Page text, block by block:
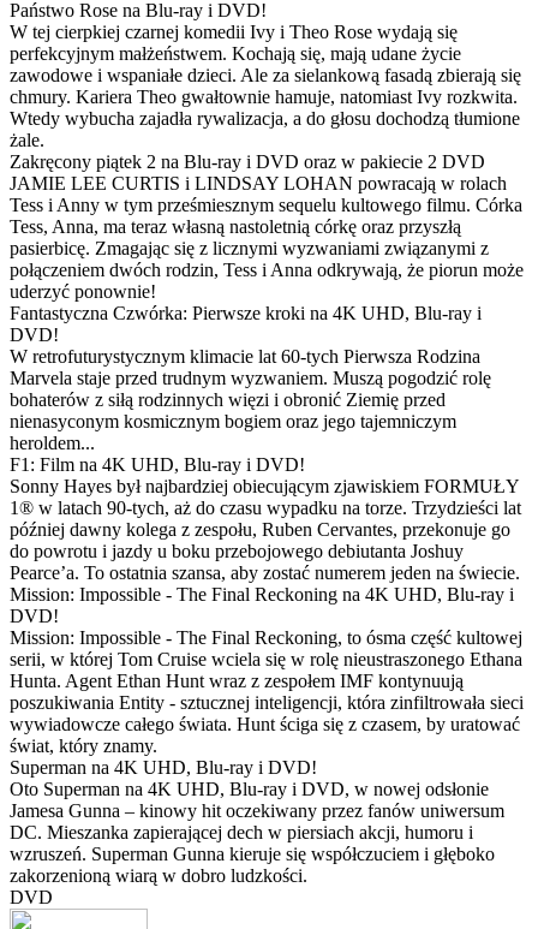
Państwo Rose na Blu-ray i DVD!
W tej cierpkiej czarnej komedii Ivy i Theo Rose wydają się
perfekcyjnym małżeństwem. Kochają się, mają udane życie
zawodowe i wspaniałe dzieci. Ale za sielankową fasadą zbierają się
chmury. Kariera Theo gwałtownie hamuje, natomiast Ivy rozkwita.
Wtedy wybucha zajadła rywalizacja, a do głosu dochodzą tłumione
żale.
Zakręcony piątek 2 na Blu-ray i DVD oraz w pakiecie 2 DVD
JAMIE LEE CURTIS i LINDSAY LOHAN powracają w rolach
Tess i Anny w tym prześmiesznym sequelu kultowego filmu. Córka
Tess, Anna, ma teraz własną nastoletnią córkę oraz przyszłą
pasierbicę. Zmagając się z licznymi wyzwaniami związanymi z
połączeniem dwóch rodzin, Tess i Anna odkrywają, że piorun może
uderzyć ponownie!
Fantastyczna Czwórka: Pierwsze kroki na 4K UHD, Blu-ray i
DVD!
W retrofuturystycznym klimacie lat 60-tych Pierwsza Rodzina
Marvela staje przed trudnym wyzwaniem. Muszą pogodzić rolę
bohaterów z siłą rodzinnych więzi i obronić Ziemię przed
nienasyconym kosmicznym bogiem oraz jego tajemniczym
heroldem...
F1: Film na 4K UHD, Blu-ray i DVD!
Sonny Hayes był najbardziej obiecującym zjawiskiem FORMUŁY
1® w latach 90-tych, aż do czasu wypadku na torze. Trzydzieści lat
później dawny kolega z zespołu, Ruben Cervantes, przekonuje go
do powrotu i jazdy u boku przebojowego debiutanta Joshuy
Pearce’a. To ostatnia szansa, aby zostać numerem jeden na świecie.
Mission: Impossible - The Final Reckoning na 4K UHD, Blu-ray i
DVD!
Mission: Impossible - The Final Reckoning, to ósma część kultowej
serii, w której Tom Cruise wciela się w rolę nieustraszonego Ethana
Hunta. Agent Ethan Hunt wraz z zespołem IMF kontynuują
poszukiwania Entity - sztucznej inteligencji, która zinfiltrowała sieci
wywiadowcze całego świata. Hunt ściga się z czasem, by uratować
świat, który znamy.
Superman na 4K UHD, Blu-ray i DVD!
Oto Superman na 4K UHD, Blu-ray i DVD, w nowej odsłonie
Jamesa Gunna – kinowy hit oczekiwany przez fanów uniwersum
DC. Mieszanka zapierającej dech w piersiach akcji, humoru i
wzruszeń. Superman Gunna kieruje się współczuciem i głęboko
zakorzenioną wiarą w dobro ludzkości.
DVD